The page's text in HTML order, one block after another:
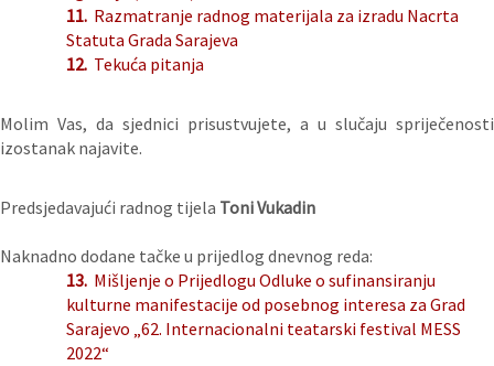
11. Razmatranje radnog materijala za izradu Nacrta
Statuta Grada Sarajeva
12. Tekuća pitanja
Molim Vas, da sjednici prisustvujete, a u slučaju spriječenosti
izostanak najavite.
Predsjedavajući radnog tijela Toni Vukadin
Naknadno dodane tačke u prijedlog dnevnog reda:
13. Mišljenje o Prijedlogu Odluke o sufinansiranju
kulturne manifestacije od posebnog interesa za Grad
Sarajevo „62. Internacionalni teatarski festival MESS
2022“